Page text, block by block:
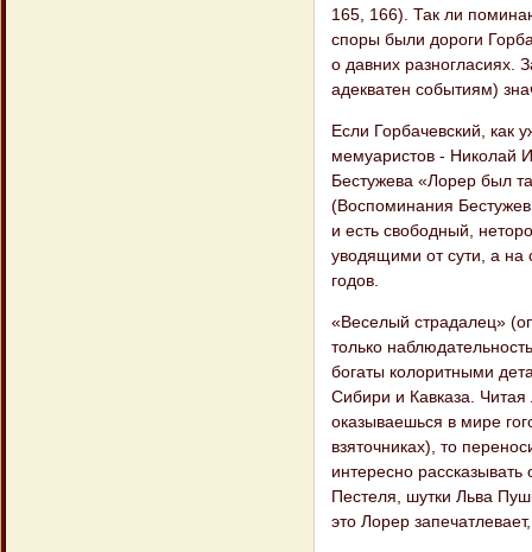
165, 166). Так ли
споры были дороги
о давних разногласиях.
адекватен событиям)
Если Горбачевский, как
мемуаристов - Николай
Бестужева «Лорер был
(Воспоминания
и есть свободный,
уводящими от сути, а
годов.
«Веселый страдалец»
только
богаты колоритными
Сибири и Кавказа.
оказываешься в мире
взяточниках), то
интересно
Пестеля, шутки Льва
это Лорер